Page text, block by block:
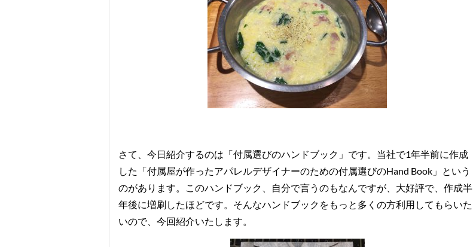
さて、今日紹介するのは「付属選びのハンドブック」です。当社で1年半前に作成
した「付属屋が作ったアパレルデザイナーのための付属選びのHand Book」という
のがあります。このハンドブック、自分で言うのもなんですが、大好評で、作成半
年後に増刷したほどです。そんなハンドブックをもっと多くの方利用してもらいた
いので、今回紹介いたします。